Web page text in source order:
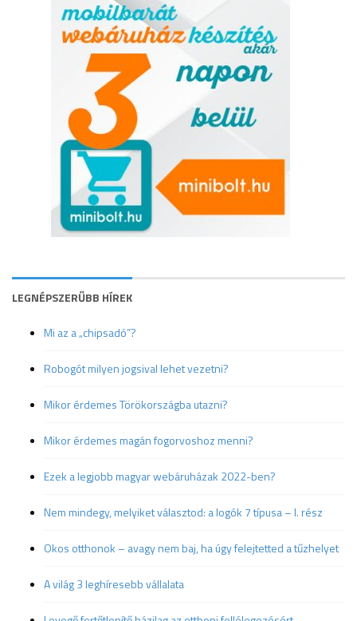
LEGNÉPSZERŰBB HÍREK
Mi az a „chipsadó”?
Robogót milyen jogsival lehet vezetni?
Mikor érdemes Törökországba utazni?
Mikor érdemes magán fogorvoshoz menni?
Ezek a legjobb magyar webáruházak 2022-ben?
Nem mindegy, melyiket választod: a logók 7 típusa – I. rész
Okos otthonok – avagy nem baj, ha úgy felejtetted a tűzhelyet
A világ 3 leghíresebb vállalata